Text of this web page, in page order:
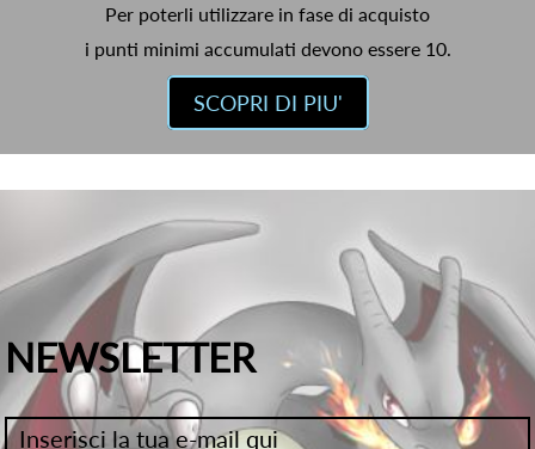
Per poterli utilizzare in fase di acquisto
i punti minimi accumulati devono essere 10.
SCOPRI DI PIU'
NEWSLETTER